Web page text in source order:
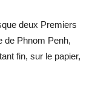
deux Premiers
de Phnom Penh,
fin, sur le papier,